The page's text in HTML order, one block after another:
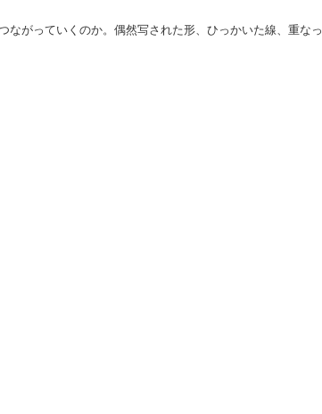
ながっていくのか。偶然写された形、ひっかいた線、重なっ